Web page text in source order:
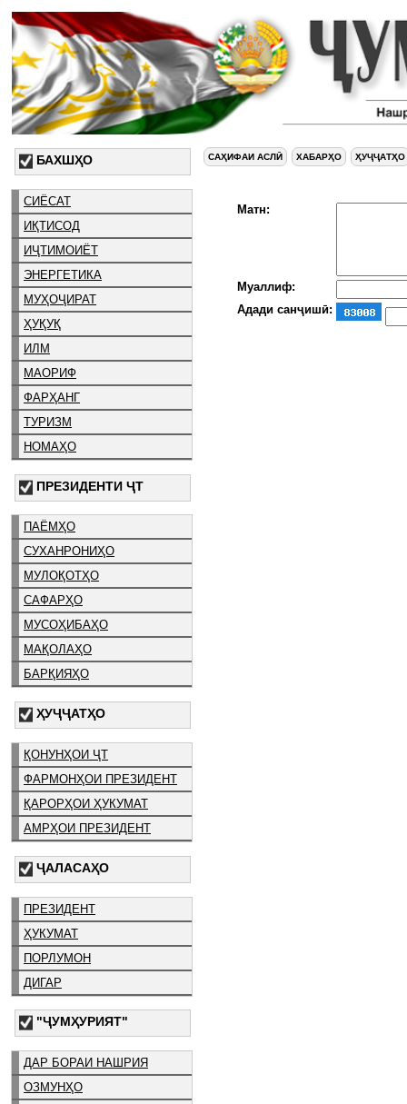
БАХШҲО
СИЁСАТ
ИҚТИСОД
ИҶТИМОИЁТ
ЭНЕРГЕТИКА
МУҲОҶИРАТ
ҲУҚУҚ
ИЛМ
МАОРИФ
ФАРҲАНГ
ТУРИЗМ
НОМАҲО
ПРЕЗИДЕНТИ ҶТ
ПАЁМҲО
СУХАНРОНИҲО
МУЛОҚОТҲО
САФАРҲО
МУСОҲИБАҲО
МАҚОЛАҲО
БАРҚИЯҲО
ҲУҶҶАТҲО
ҚОНУНҲОИ ҶТ
ФАРМОНҲОИ ПРЕЗИДЕНТ
ҚАРОРҲОИ ҲУКУМАТ
АМРҲОИ ПРЕЗИДЕНТ
ҶАЛАСАҲО
ПРЕЗИДЕНТ
ҲУКУМАТ
ПОРЛУМОН
ДИГАР
"ҶУМҲУРИЯТ"
ДАР БОРАИ НАШРИЯ
ОЗМУНҲО
САҲИФАИ АСЛӢ ХАБАРҲО ҲУҶҶАТҲО
Матн:
Муаллиф:
Адади санҷишӣ: